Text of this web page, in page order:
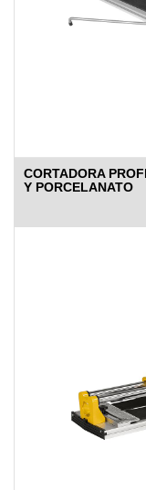
CORTADORA
Y PORCELANATO